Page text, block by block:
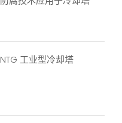
NTG 工业型冷却塔